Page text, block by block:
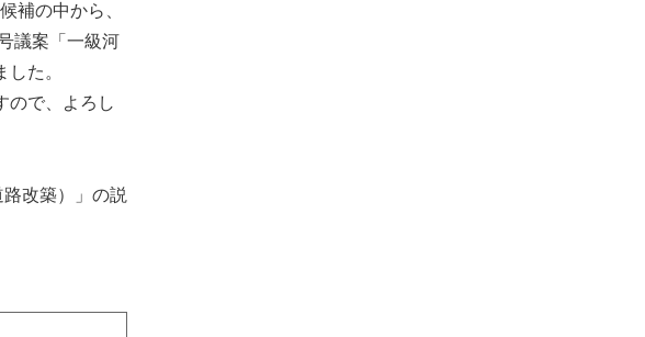
補の中から、
議案「一級河
た。
ので、よろし
改築）」の説